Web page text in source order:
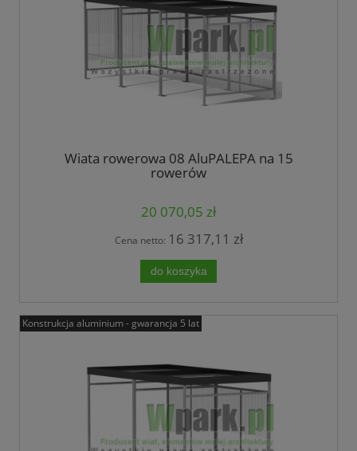
Wiata rowerowa 08 AluPALEPA na 15
rowerów
20 070,05 zł
Cena netto: 16 317,11 zł
do koszyka
Konstrukcja aluminium - gwarancja 5 lat